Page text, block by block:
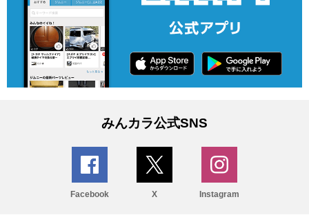
みんカラ公式SNS
Facebook X Instagram